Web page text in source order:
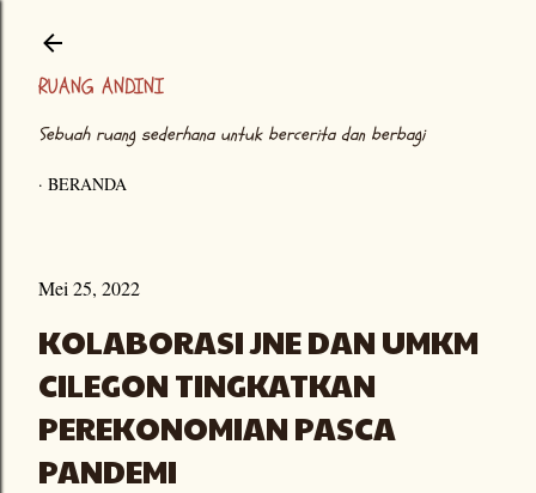
RUANG ANDINI
Sebuah ruang sederhana untuk bercerita dan berbagi
BERANDA
Mei 25, 2022
KOLABORASI JNE DAN UMKM
CILEGON TINGKATKAN
PEREKONOMIAN PASCA
PANDEMI